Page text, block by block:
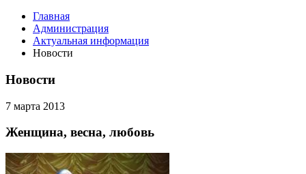
Главная
Администрация
Актуальная информация
Новости
Новости
7 марта 2013
Женщина, весна, любовь